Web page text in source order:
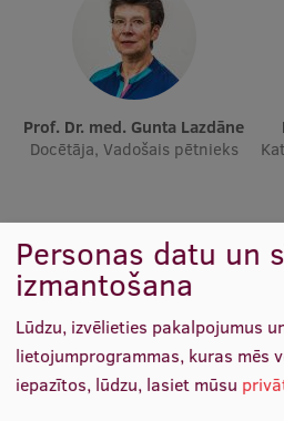
Sagatavošanas kursi
Profesionālās pilnveides kursi
ESF kvalifikācijas celšanas
Pedagoģiskās izaugsmes
Pētniecība
Zinātniskie institūti un
Prof. Dr. med. Gunta Lazdāne
Docētāja, Vadošais pētnieks
Personas datu un
izmantošana
Lūdzu, izvēlieties pakalpojumus
lietojumprogrammas, kuras mēs
iepazītos, lūdzu, lasiet mūsu